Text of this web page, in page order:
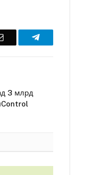
Email Telegram
3 млрд